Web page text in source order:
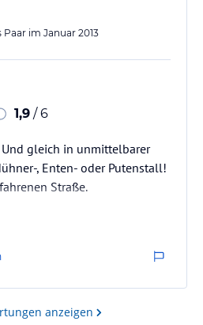
ausreichend. Sehr sauber.
die Zimmer…
Paar im Januar 2013
1,9 / 6
gleich in unmittelbarer
, Enten- oder Putenstall!
Straße.
anzeigen